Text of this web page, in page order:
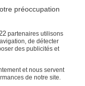
préoccupation
partenaires utilisons
de détecter
des publicités et
et nous servent
de notre site.